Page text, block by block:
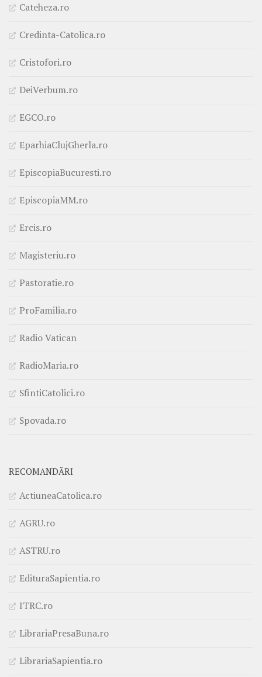
Cateheza.ro
Credinta-Catolica.ro
Cristofori.ro
DeiVerbum.ro
EGCO.ro
EparhiaClujGherla.ro
EpiscopiaBucuresti.ro
EpiscopiaMM.ro
Ercis.ro
Magisteriu.ro
Pastoratie.ro
ProFamilia.ro
Radio Vatican
RadioMaria.ro
SfintiCatolici.ro
Spovada.ro
RECOMANDĂRI
ActiuneaCatolica.ro
AGRU.ro
ASTRU.ro
EdituraSapientia.ro
ITRC.ro
LibrariaPresaBuna.ro
LibrariaSapientia.ro